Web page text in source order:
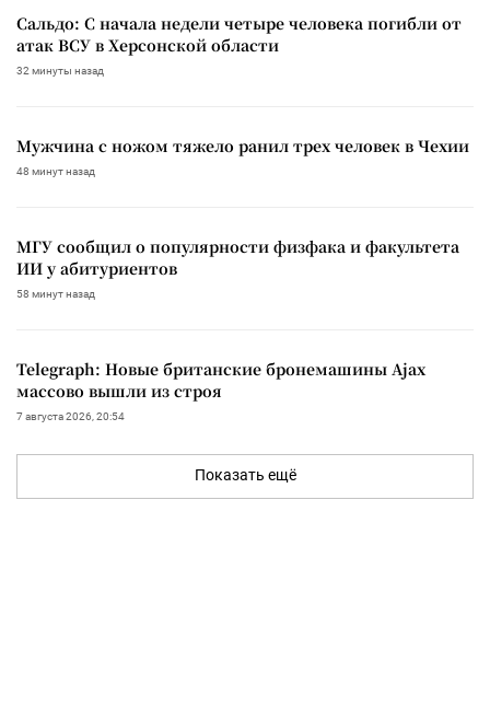
Сальдо: С начала недели четыре человека погибли от
атак ВСУ в Херсонской области
32 минуты назад
Мужчина с ножом тяжело ранил трех человек в Чехии
48 минут назад
МГУ сообщил о популярности физфака и факультета
ИИ у абитуриентов
58 минут назад
Telegraph: Новые британские бронемашины Ajax
массово вышли из строя
7 августа 2026, 20:54
Показать ещё